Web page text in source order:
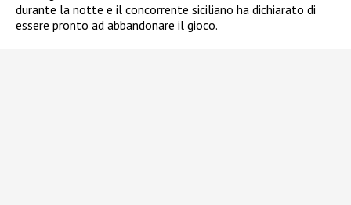
durante la notte e il concorrente siciliano ha dichiarato di
essere pronto ad abbandonare il gioco.